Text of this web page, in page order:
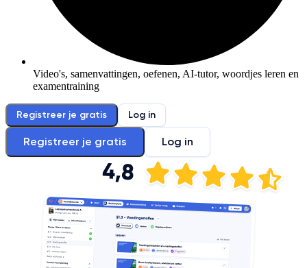
Video's, samenvattingen, oefenen, AI-tutor, woordjes leren en
examentraining
Registreer je gratis Log in
Registreer je gratis Log in